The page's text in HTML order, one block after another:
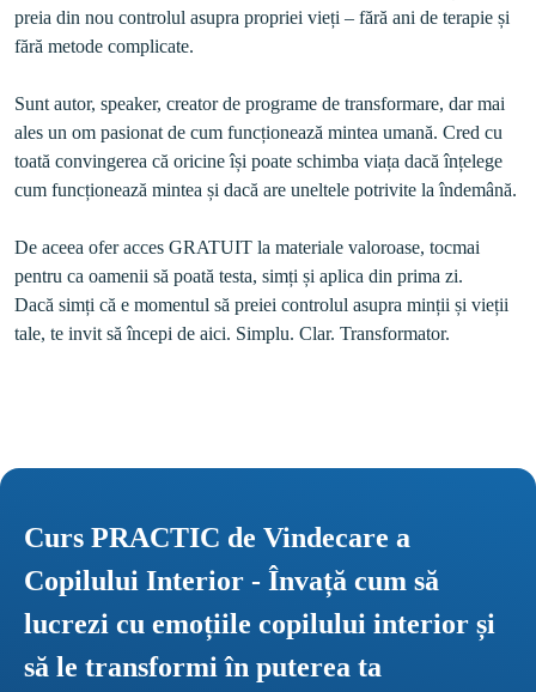
preia din nou controlul asupra propriei vieți – fără ani de terapie și
Sunt autor, speaker, creator de programe de transformare, dar mai
ales un om pasionat de cum funcționează mintea umană. Cred cu
toată convingerea că oricine își poate schimba viața dacă înțelege
cum funcționează mintea și dacă are uneltele potrivite la îndemână.
De aceea ofer acces GRATUIT la materiale valoroase, tocmai
pentru ca oamenii să poată testa, simți și aplica din prima zi.
Dacă simți că e momentul să preiei controlul asupra minții și vieții
Curs PRACTIC de Vindecare a
Copilului Interior - Învață cum să
lucrezi cu emoțiile copilului interior și
să le transformi în puterea ta